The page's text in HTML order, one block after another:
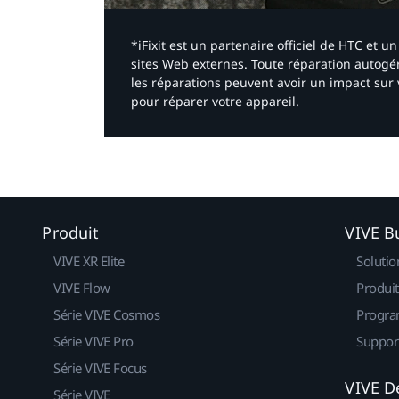
*iFixit est un partenaire officiel de HTC et
sites Web externes. Toute réparation
les réparations peuvent avoir un impact
pour réparer votre appareil.​
Produit
VIVE XR Elite
VIVE Flow
Série VIVE Cosmos
Série VIVE Pro
Série VIVE Focus
Série VIVE
VIVE
VIVE